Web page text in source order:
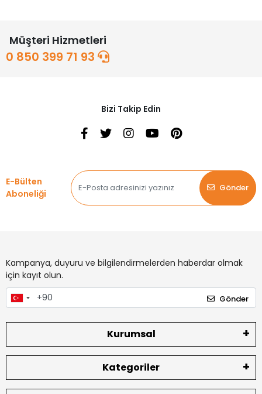
Müşteri Hizmetleri
0 850 399 71 93
Bizi Takip Edin
E-Bülten
Aboneliği
Gönder
Kampanya, duyuru ve bilgilendirmelerden haberdar olmak
için kayıt olun.
Gönder
Kurumsal
Kategoriler